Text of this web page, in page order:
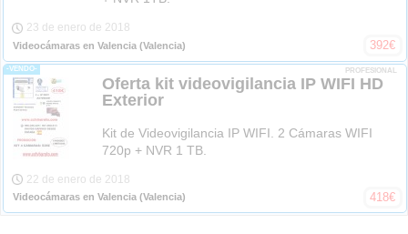
23 de enero de 2018
Videocámaras en Valencia (Valencia) 392€
-VENDO- PROFESIONAL
Oferta kit videovigilancia IP WIFI HD
Exterior
Kit de Videovigilancia IP WIFI. 2 Cámaras WIFI
720p + NVR 1 TB.
22 de enero de 2018
Videocámaras en Valencia (Valencia) 418€